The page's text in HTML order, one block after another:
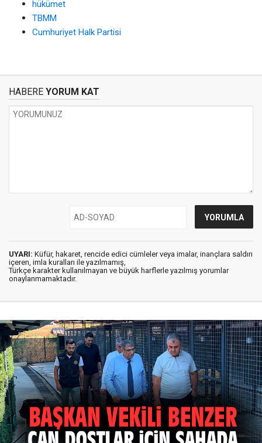
hükümet
TBMM
Cumhuriyet Halk Partisi
HABERE YORUM KAT
UYARI: Küfür, hakaret, rencide edici cümleler veya imalar, inançlara saldırı
içeren, imla kuralları ile yazılmamış,
Türkçe karakter kullanılmayan ve büyük harflerle yazılmış yorumlar
onaylanmamaktadır.